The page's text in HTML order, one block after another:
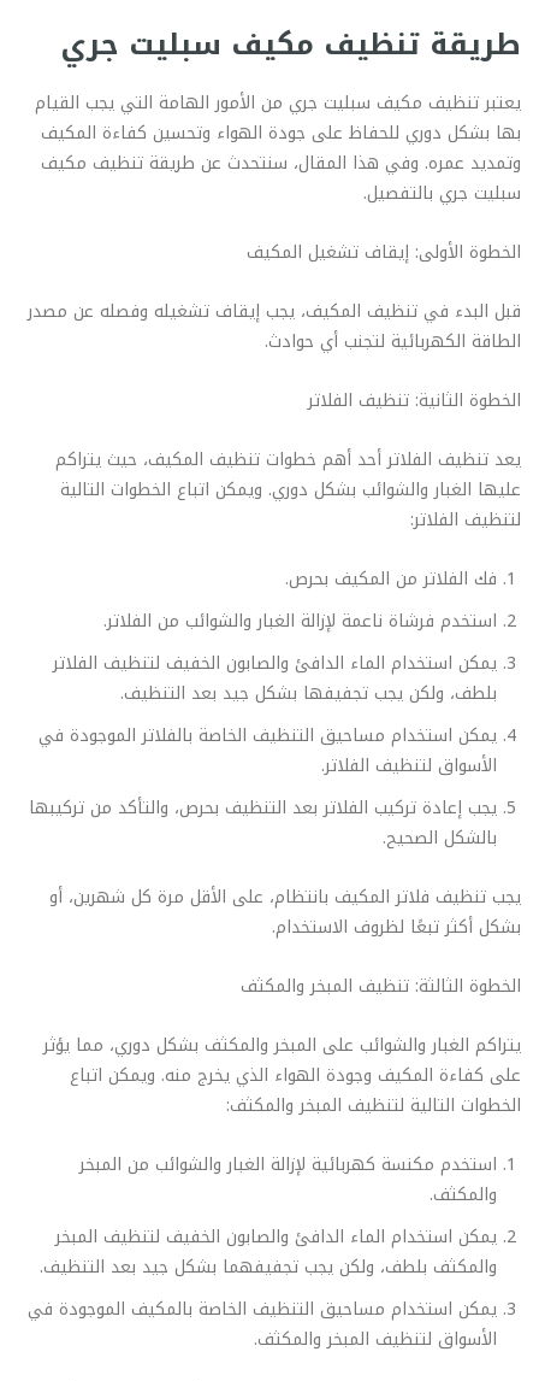
طريقة تنظيف مكيف سبليت جري
يعتبر تنظيف مكيف سبليت جري من الأمور الهامة التي يجب القيام
بها بشكل دوري للحفاظ على جودة الهواء وتحسين كفاءة المكيف
وتمديد عمره. وفي هذا المقال، سنتحدث عن طريقة تنظيف مكيف
سبليت جري بالتفصيل.
الخطوة الأولى: إيقاف تشغيل المكيف
قبل البدء في تنظيف المكيف، يجب إيقاف تشغيله وفصله عن مصدر
الطاقة الكهربائية لتجنب أي حوادث.
الخطوة الثانية: تنظيف الفلاتر
يعد تنظيف الفلاتر أحد أهم خطوات تنظيف المكيف، حيث يتراكم
عليها الغبار والشوائب بشكل دوري. ويمكن اتباع الخطوات التالية
لتنظيف الفلاتر:
فك الفلاتر من المكيف بحرص.
استخدم فرشاة ناعمة لإزالة الغبار والشوائب من الفلاتر.
يمكن استخدام الماء الدافئ والصابون الخفيف لتنظيف الفلاتر
بلطف، ولكن يجب تجفيفها بشكل جيد بعد التنظيف.
يمكن استخدام مساحيق التنظيف الخاصة بالفلاتر الموجودة في
الأسواق لتنظيف الفلاتر.
يجب إعادة تركيب الفلاتر بعد التنظيف بحرص، والتأكد من تركيبها
بالشكل الصحيح.
يجب تنظيف فلاتر المكيف بانتظام، على الأقل مرة كل شهرين، أو
بشكل أكثر تبعًا لظروف الاستخدام.
الخطوة الثالثة: تنظيف المبخر والمكثف
يتراكم الغبار والشوائب على المبخر والمكثف بشكل دوري، مما يؤثر
على كفاءة المكيف وجودة الهواء الذي يخرج منه. ويمكن اتباع
الخطوات التالية لتنظيف المبخر والمكثف:
استخدم مكنسة كهربائية لإزالة الغبار والشوائب من المبخر
والمكثف.
يمكن استخدام الماء الدافئ والصابون الخفيف لتنظيف المبخر
والمكثف بلطف، ولكن يجب تجفيفهما بشكل جيد بعد التنظيف.
يمكن استخدام مساحيق التنظيف الخاصة بالمكيف الموجودة في
الأسواق لتنظيف المبخر والمكثف.